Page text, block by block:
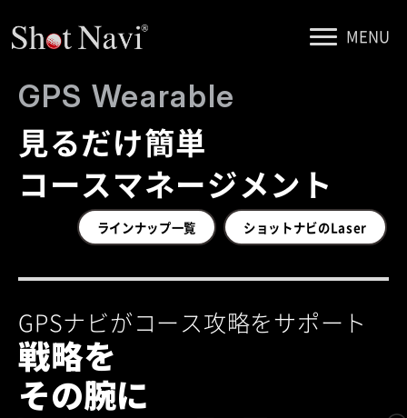
MENU
GPS Wearable
見るだけ簡単
コースマネージメント
ラインナップ一覧 ショットナビのLaser
GPSナビがコース攻略をサポート
戦略を
その腕に